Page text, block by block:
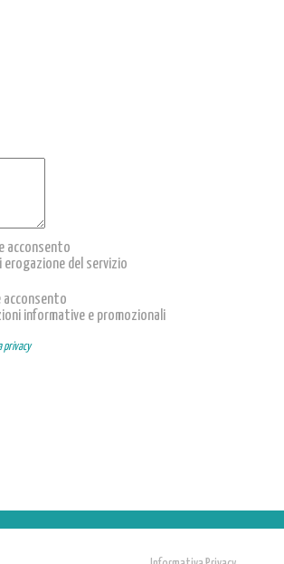
acconsento
del servizio
acconsento
informative e promozionali
privacy